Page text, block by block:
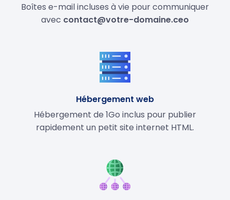
Boîtes e-mail incluses à vie pour communiquer
avec contact@votre-domaine.ceo
Hébergement web
Hébergement de 1Go inclus pour publier
rapidement un petit site internet HTML.